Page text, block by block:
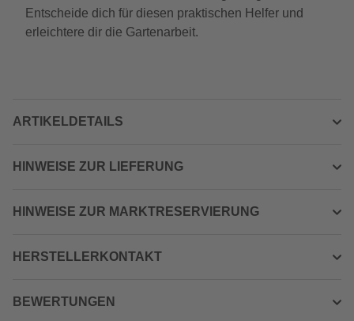
Entscheide dich für diesen praktischen Helfer und
erleichtere dir die Gartenarbeit.
ARTIKELDETAILS
HINWEISE ZUR LIEFERUNG
HINWEISE ZUR MARKTRESERVIERUNG
HERSTELLERKONTAKT
BEWERTUNGEN